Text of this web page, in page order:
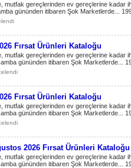
mutfak gereçlerinden ev gereçlerine kadar
gününden itibaren Şok Marketlerde...
Fırsat Ürünleri Kataloğu
mutfak gereçlerinden ev gereçlerine kadar
gününden itibaren Şok Marketlerde...
Fırsat Ürünleri Kataloğu
mutfak gereçlerinden ev gereçlerine kadar
gününden itibaren Şok Marketlerde...
2026 Fırsat Ürünleri Kataloğu
mutfak gereçlerinden ev gereçlerine kadar
gününden itibaren Şok Marketlerde...